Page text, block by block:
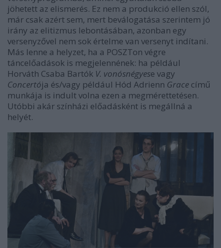
jöhetett az elismerés. Ez nem a produkció ellen szól,
már csak azért sem, mert beválogatása szerintem jó
irány az elitizmus lebontásában, azonban egy
versenyzővel nem sok értelme van versenyt indítani.
Más lenne a helyzet, ha a POSZTon végre
táncelőadások is megjelennének: ha például
Horváth Csaba Bartók V. vonósnégyese vagy
Concertója és/vagy például Hód Adrienn Grace című
munkája is indult volna ezen a megmérettetésen.
Utóbbi akár színházi előadásként is megállná a
helyét.